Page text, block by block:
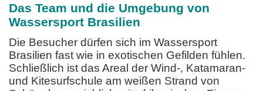
Das Team und die Umgebung von
Wassersport Brasilien
Die Besucher dürfen sich im Wassersport
Brasilien fast wie in exotischen Gefilden fühlen.
Schließlich ist das Areal der Wind-, Katamaran-
und Kitesurfschule am weißen Strand von